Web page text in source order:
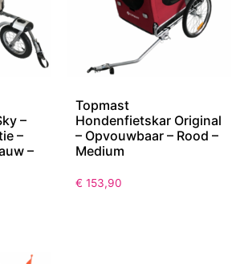
–
–
–
Topmast
Hondenfietskar Original
– Opvouwbaar – Rood –
Medium
€ 153,90